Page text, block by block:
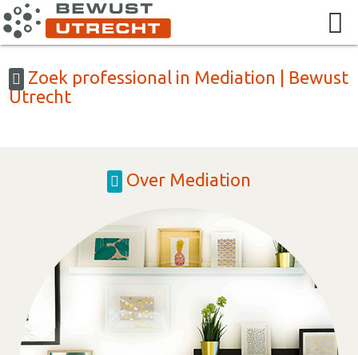
Zoek professional in Mediation | Bewust
Utrecht
Over Mediation